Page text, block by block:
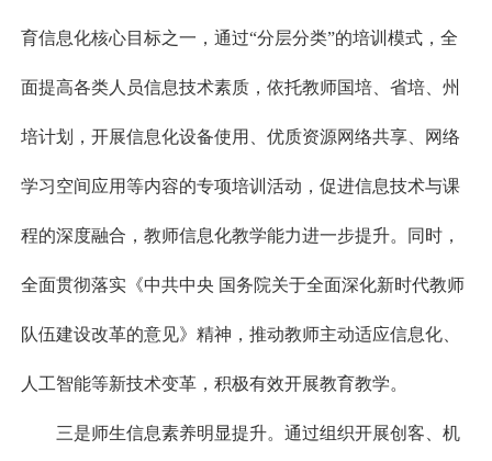
育信息化核心目标之一，通过“分层分类”的培训模式，全
面提高各类人员信息技术素质，依托教师国培、省培、州
培计划，开展信息化设备使用、优质资源网络共享、网络
学习空间应用等内容的专项培训活动，促进信息技术与课
程的深度融合，教师信息化教学能力进一步提升。同时，
全面贯彻落实《中共中央 国务院关于全面深化新时代教师
队伍建设改革的意见》精神，推动教师主动适应信息化、
人工智能等新技术变革，积极有效开展教育教学。
三是师生信息素养明显提升。通过组织开展创客、机